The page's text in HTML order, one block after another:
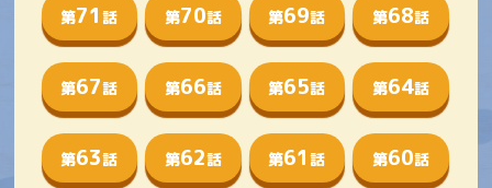
第71話 第70話 第69話 第68話
第67話 第66話 第65話 第64話
第63話 第62話 第61話 第60話